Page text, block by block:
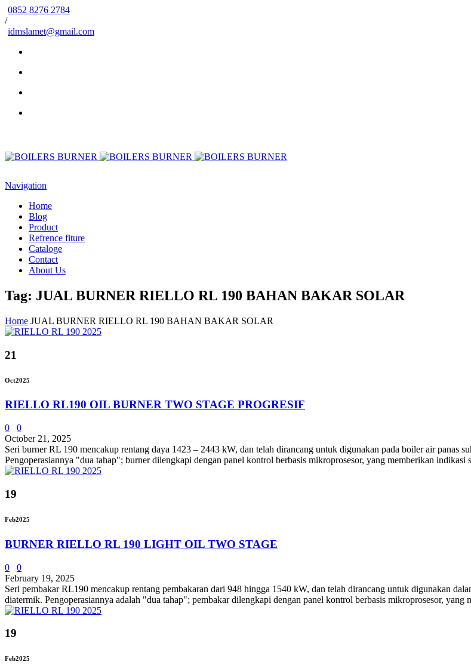
0852 8276 2784
/
idmslamet@gmail.com
Navigation
Home
Blog
Product
Refrence fiture
Cataloge
Contact
About Us
Tag: JUAL BURNER RIELLO RL 190 BAHAN BAKAR SOLAR
Home JUAL BURNER RIELLO RL 190 BAHAN BAKAR SOLAR
21
Oct2025
RIELLO RL190 OIL BURNER TWO STAGE PROGRESIF
0
0
October 21, 2025
Seri burner RL 190 mencakup rentang daya 1423 – 2443 kW, dan telah dirancang untuk digunakan pada boiler air panas
Pengoperasiannya "dua tahap"; burner dilengkapi dengan panel kontrol berbasis mikroprosesor, yang memberikan indikasi
19
Feb2025
BURNER RIELLO RL 190 LIGHT OIL TWO STAGE
0
0
February 19, 2025
Seri pembakar RL190 mencakup rentang pembakaran dari 948 hingga 1540 kW, dan telah dirancang untuk digunakan
diatermik. Pengoperasiannya adalah "dua tahap"; pembakar dilengkapi dengan panel kontrol berbasis mikroprosesor, yang
19
Feb2025